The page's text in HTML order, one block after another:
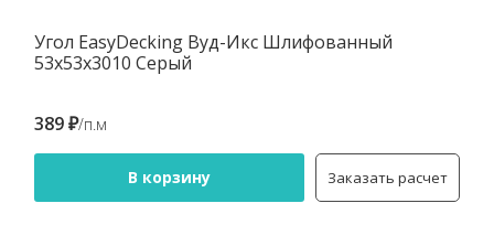
Угол EasyDecking Вуд-Икс Шлифованный
53х53х3010 Серый
389 ₽/п.м
В корзину Заказать расчет